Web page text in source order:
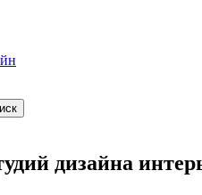
дизайна